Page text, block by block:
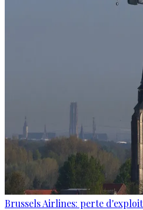
Brussels Airlines: perte